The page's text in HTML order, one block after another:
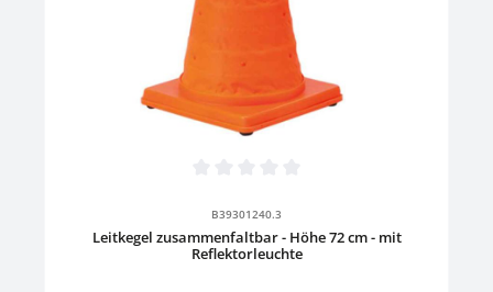
B39301240.3
Leitkegel zusammenfaltbar - Höhe 72 cm - mit
Reflektorleuchte